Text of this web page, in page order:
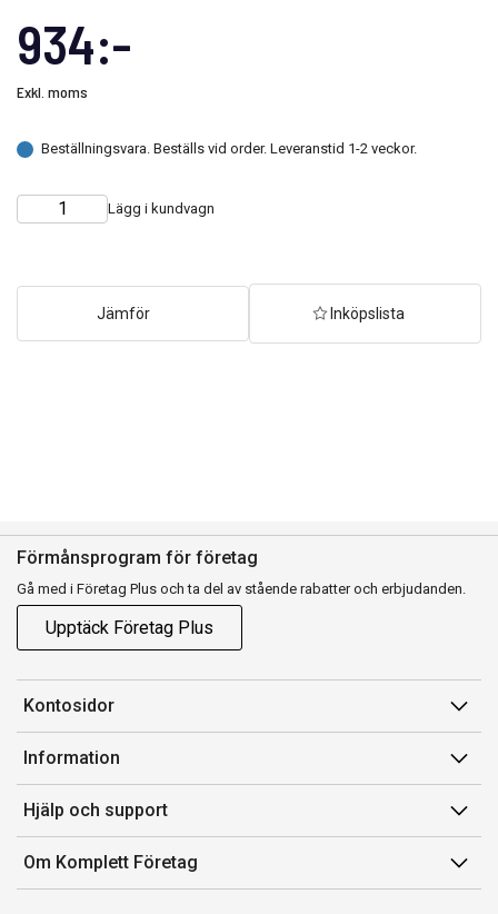
934:-
Exkl. moms
Beställningsvara. Beställs vid order. Leveranstid 1-2 veckor.
Choose
Quantity Lägg i kundvagn
Jämför Inköpslista
Förmånsprogram för företag
Gå med i Företag Plus och ta del av stående rabatter och erbjudanden.
Upptäck Företag Plus
Kontosidor
Mina sidor
Orderhistorik
Fakturor & Kvitton
Inköpslistor
Information
Försäljningsvillkor
Villkor för Komplett Företag Plus
Felsökning & guider
Hjälp och support
Kontakta oss
Kundservice
Om Komplett Företag